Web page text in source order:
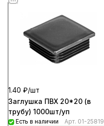
1.40 ₽/шт
Заглушка ПВХ 20*20 (в
трубу) 1000шт/уп
Есть в наличии Арт. 01-25819